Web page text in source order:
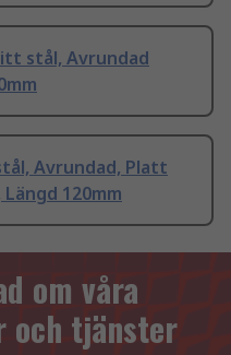
stål, Avrundad
Avrundad, Platt
120mm
om våra
och tjänster